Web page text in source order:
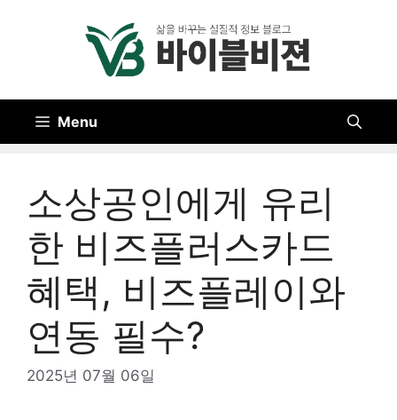
Menu
소상공인에게 유리
한 비즈플러스카드
혜택, 비즈플레이와
연동 필수?
2025년 07월 06일